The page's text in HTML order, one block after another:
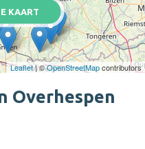
KAART
Leaflet| ©OpenStreetMapcontributors
Overhespen